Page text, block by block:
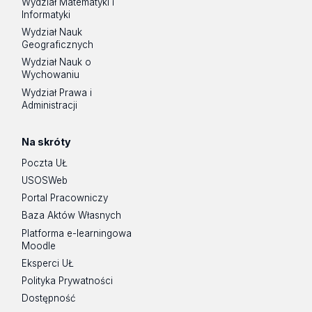
świadomości odpowiedzialności społecznej prawnika
Nabycie umiejętności multidyscyplinarnych i zdolności
do pracy w sposób interdyscyplinarny.
Profesjonalizacja. Studenci korzystają z
zawodowego: nadzoru i walidacji przez praktyków.
Wymiana doświadczeń i komunikacja z
analizy do argumentacji, pewność siebie,
odpowiedzialność, autonomia, zdolność adaptacji,
szacunek, słuchanie, zdolność reagowania,
Informatyki
Wydział Nauk
Geograficznych
Wydział Nauk o
Wychowaniu
Wydział Prawa i
Administracji
Na skróty
Poczta UŁ
USOSWeb
Portal Pracowniczy
Baza Aktów Własnych
Platforma e-learningowa
Moodle
Eksperci UŁ
Polityka Prywatności
Dostępność